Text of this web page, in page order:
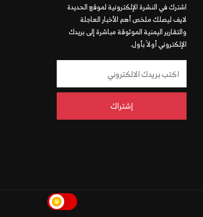
اشترك في النشرة الإلكترونية لموقع الحديدة
لايف ليصلك ملخص أهم الأخبار العاجلة
والتقارير اليمنية الموثوقة مباشرة إلى بريدك
الإلكتروني أولاً بأول.
إشتراك